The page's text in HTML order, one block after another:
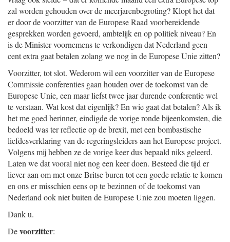
zal worden gehouden over de meerjarenbegroting? Klopt het dat
er door de voorzitter van de Europese Raad voorbereidende
gesprekken worden gevoerd, ambtelijk en op politiek niveau? En
is de Minister voornemens te verkondigen dat Nederland geen
cent extra gaat betalen zolang we nog in de Europese Unie zitten?
Voorzitter, tot slot. Wederom wil een voorzitter van de Europese
Commissie conferenties gaan houden over de toekomst van de
Europese Unie, een maar liefst twee jaar durende conferentie wel
te verstaan. Wat kost dat eigenlijk? En wie gaat dat betalen? Als ik
het me goed herinner, eindigde de vorige ronde bijeenkomsten, die
bedoeld was ter reflectie op de brexit, met een bombastische
liefdesverklaring van de regeringsleiders aan het Europese project.
Volgens mij hebben ze de vorige keer dus bepaald niks geleerd.
Laten we dat vooral niet nog een keer doen. Besteed die tijd er
liever aan om met onze Britse buren tot een goede relatie te komen
en ons er misschien eens op te bezinnen of de toekomst van
Nederland ook niet buiten de Europese Unie zou moeten liggen.
Dank u.
Devoorzitter: